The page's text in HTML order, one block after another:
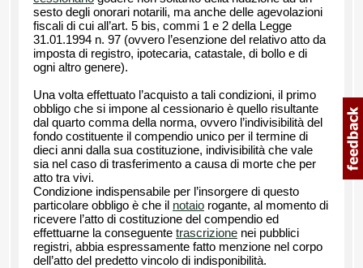
sesto degli onorari notarili, ma anche delle agevolazioni
fiscali di cui all’art. 5 bis, commi 1 e 2 della Legge
31.01.1994 n. 97 (ovvero l’esenzione del relativo atto da
imposta di registro, ipotecaria, catastale, di bollo e di
ogni altro genere).
Una volta effettuato l’acquisto a tali condizioni, il primo
obbligo che si impone al cessionario è quello risultante
dal quarto comma della norma, ovvero l’indivisibilità del
fondo costituente il compendio unico per il termine di
dieci anni dalla sua costituzione, indivisibilità che vale
sia nel caso di trasferimento a causa di morte che per
atto tra vivi.
Condizione indispensabile per l’insorgere di questo
particolare obbligo è che il notaio rogante, al momento di
ricevere l’atto di costituzione del compendio ed
effettuarne la conseguente trascrizione nei pubblici
registri, abbia espressamente fatto menzione nel corpo
dell’atto del predetto vincolo di indisponibilità.